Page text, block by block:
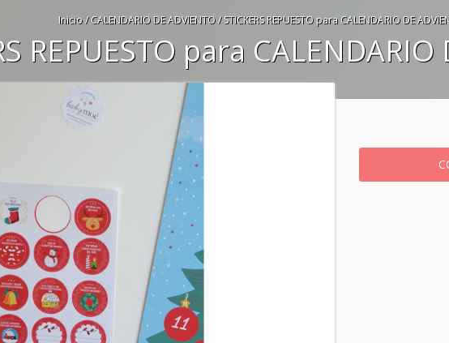
Inicio / CALENDARIO DE ADVIENTO / STICKERS REPUESTO para CALENDARIO DE
REPUESTO para